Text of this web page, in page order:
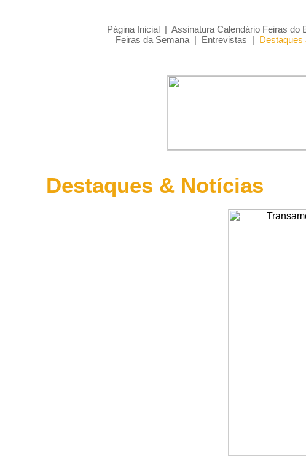
Página Inicial | Assinatura Calendário Feiras do
Feiras da Semana | Entrevistas | Destaques
Destaques & Notícias